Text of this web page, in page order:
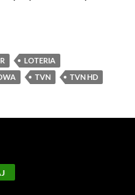
LOTERIA
TVN TVN HD